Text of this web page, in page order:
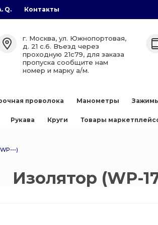
Q. Контакты
проволока Манометры
Рукава Круги Товары
г. Москва, ул. Южнопортовая,
д. 21 с.6. Въезд через
проходную 21с79, для заказа
пропуска сообщите нам
номер и марку а/м.
)
Изолятор (WP-